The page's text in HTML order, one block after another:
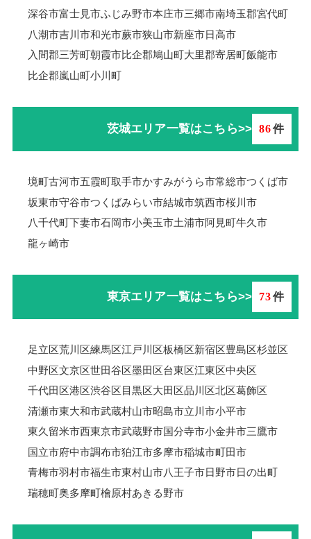
深谷市富士見市ふじみ野市本庄市三郷市南埼玉郡宮代町
八潮市吉川市和光市蕨市狭山市新座市日高市
入間郡三芳町朝霞市比企郡鳩山町大里郡寄居町飯能市
比企郡嵐山町小川町
茨城エリア一覧はこちら>> 86件
境町古河市五霞町取手市かすみがうら市常総市つくば市
坂東市守谷市つくばみらい市結城市筑西市桜川市
八千代町下妻市石岡市小美玉市土浦市阿見町牛久市
龍ヶ崎市
東京エリア一覧はこちら>> 73件
足立区荒川区練馬区江戸川区板橋区新宿区豊島区杉並区
中野区文京区世田谷区墨田区台東区江東区中央区
千代田区港区渋谷区 目黒区大田区品川区北区葛飾区
清瀬市東大和市武蔵村山市昭島市立川市小平市
東久留米市西東京市武蔵野市国分寺市小金井市三鷹市
国立市府中市調布市狛江市多摩市稲城市町田市
青梅市羽村市福生市東村山市八王子市日野市日の出町
瑞穂町奥多摩町檜原村あきる野市